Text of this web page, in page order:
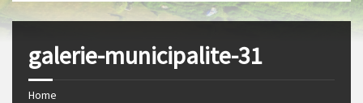
galerie-municipalite-31
Home